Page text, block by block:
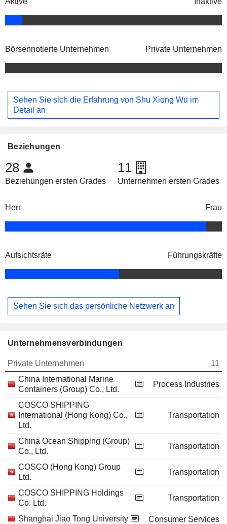
Börsennotierte Unternehmen Private Unternehmen
Sehen Sie sich die Erfahrung von Shu Xiong Wu im
Detail an
Beziehungen
28
Beziehungen ersten Grades
11
Unternehmen ersten Grades
Herr Frau
Aufsichtsräte Führungskräfte
Sehen Sie sich das persönliche Netzwerk an
Unternehmensverbindungen
Private Unternehmen
11
China International Marine
Containers (Group) Co., Ltd.
Process Industries
COSCO SHIPPING
International (Hong Kong) Co.,
Ltd.
Transportation
China Ocean Shipping (Group)
Co., Ltd.
Transportation
COSCO (Hong Kong) Group
Ltd.
Transportation
COSCO SHIPPING Holdings
Co. Ltd.
Transportation
Shanghai Jiao Tong University
Consumer Services